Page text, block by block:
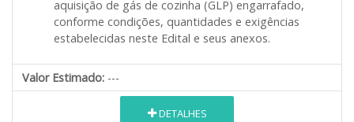
aquisição de gás de cozinha (GLP) engarrafado,
conforme condições, quantidades e exigências
estabelecidas neste Edital e seus anexos.
Valor Estimado: ---
DETALHES